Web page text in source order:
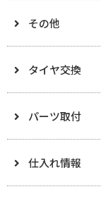
その他
タイヤ交換
パーツ取付
仕入れ情報